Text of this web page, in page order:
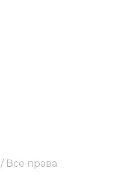
/ Все права